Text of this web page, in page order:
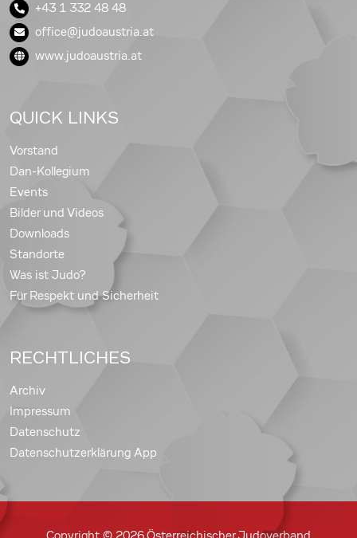
+43 1 332 48 48
office@judoaustria.at
www.judoaustria.at
QUICK LINKS
Vorstand
Dan-Kollegium
Events
Bilder und Videos
Downloads
Standorte
Was ist Judo?
Für Respekt und Sicherheit
RECHTLICHES
Archiv
Impressum
Datenschutz
Datenschutzerklärung App